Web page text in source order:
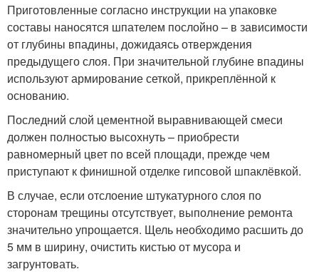
Приготовленные согласно инструкции на упаковке
составы наносятся шпателем послойно – в зависимости
от глубины впадины, дожидаясь отверждения
предыдущего слоя. При значительной глубине впадины
используют армирование сеткой, прикреплённой к
основанию.
Последний слой цементной выравнивающей смеси
должен полностью высохнуть – приобрести
равномерный цвет по всей площади, прежде чем
приступают к финишной отделке гипсовой шпаклёвкой.
В случае, если отслоение штукатурного слоя по
сторонам трещины отсутствует, выполнение ремонта
значительно упрощается. Щель необходимо расшить до
5 мм в ширину, очистить кистью от мусора и
загрунтовать.